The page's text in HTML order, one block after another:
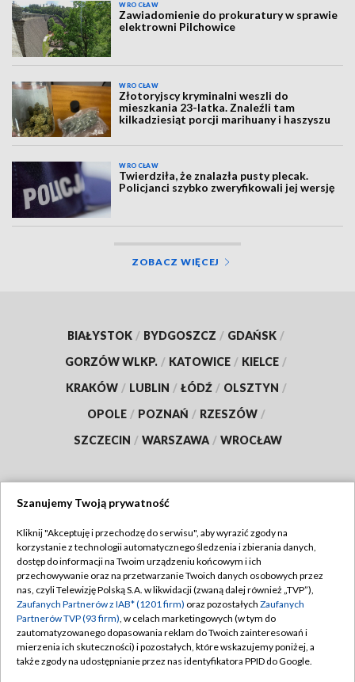
WROCŁAW
Zawiadomienie do prokuratury w sprawie
elektrowni Pilchowice
WROCŁAW
Złotoryjscy kryminalni weszli do
mieszkania 23-latka. Znaleźli tam
kilkadziesiąt porcji marihuany i haszyszu
WROCŁAW
Twierdziła, że znalazła pusty plecak.
Policjanci szybko zweryfikowali jej wersję
ZOBACZ WIĘCEJ
BIAŁYSTOK / BYDGOSZCZ / GDAŃSK /
GORZÓW WLKP. / KATOWICE / KIELCE /
KRAKÓW / LUBLIN / ŁÓDŹ / OLSZTYN /
OPOLE / POZNAŃ / RZESZÓW /
SZCZECIN / WARSZAWA / WROCŁAW
TVP
Abonament TVP
Emisja w TVP
Centrum informacji TVP
Naziemna Telewizja Cyfrowa
Regulamin TVP
Polityka prywatności
Moje zgody
Pomoc
Szanujemy Twoją prywatność
Kliknij "Akceptuję i przechodzę do serwisu", aby wyrazić zgody na
korzystanie z technologii automatycznego śledzenia i zbierania danych,
dostęp do informacji na Twoim urządzeniu końcowym i ich
przechowywanie oraz na przetwarzanie Twoich danych osobowych przez
nas, czyli Telewizję Polską S.A. w likwidacji (zwaną dalej również „TVP”),
Zaufanych Partnerów z IAB* (1201 firm) oraz pozostałych Zaufanych
Partnerów TVP (93 firm), w celach marketingowych (w tym do
zautomatyzowanego dopasowania reklam do Twoich zainteresowań i
mierzenia ich skuteczności) i pozostałych, które wskazujemy poniżej, a
także zgody na udostępnianie przez nas identyfikatora PPID do Google.